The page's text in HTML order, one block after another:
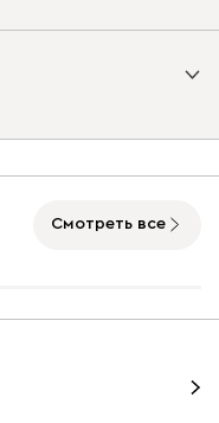
(Coral)
Смотреть все